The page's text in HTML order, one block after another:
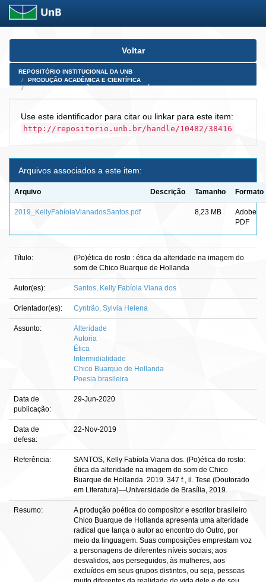
Skip
Voltar
REPOSITÓRIO INSTITUCIONAL DA UNB
PRODUÇÃO ACADÊMICA E CIENTÍFICA
Use este identificador para citar ou linkar para este item:
http://repositorio.unb.br/handle/10482/38416
Arquivos associados a este item:
Arquivo Descrição Tamanho Formato
2019_KellyFabíolaVianadosSantos.pdf 8,23 MB
Adobe
PDF
Título:
(Po)ética do rosto : ética da alteridade na imagem do
som de Chico Buarque de Hollanda
Autor(es): Santos, Kelly Fabíola Viana dos
Orientador(es): Cyntrão, Sylvia Helena
Assunto:
Alteridade
Autoria
Ética
Intermidialidade
Chico Buarque de Hollanda
Poesia brasileira
Data de
publicação:
29-Jun-2020
Data de
defesa:
22-Nov-2019
Referência:
SANTOS, Kelly Fabíola Viana dos. (Po)ética do rosto:
ética da alteridade na imagem do som de Chico
Buarque de Hollanda. 2019. 347 f., il. Tese (Doutorado
em Literatura)—Universidade de Brasília, 2019.
Resumo:
A produção poética do compositor e escritor brasileiro
Chico Buarque de Hollanda apresenta uma alteridade
radical que lança o autor ao encontro do Outro, por
meio da linguagem. Suas composições emprestam voz
a personagens de diferentes níveis sociais; aos
desvalidos, aos perseguidos, às mulheres, aos
excluídos em seus grupos distintos, ou seja, pessoas